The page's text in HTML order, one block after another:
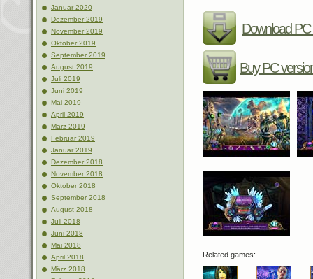
Januar 2020
Dezember 2019
November 2019
Oktober 2019
September 2019
August 2019
Juli 2019
Juni 2019
Mai 2019
April 2019
März 2019
Februar 2019
Januar 2019
Dezember 2018
November 2018
Oktober 2018
September 2018
August 2018
Juli 2018
Juni 2018
Mai 2018
April 2018
März 2018
Download PC
Buy PC
Related games: